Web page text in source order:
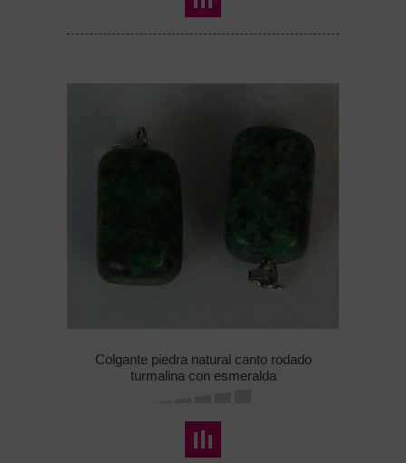
Colgante piedra natural canto rodado
turmalina con esmeralda